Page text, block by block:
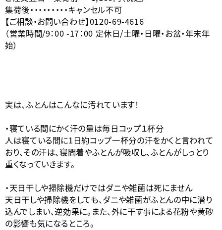
集荷後・・・・・・・・・キャンセル不可
【ご相談・お問い合わせ】0120-69-4616
（営業時間/9：00 -17：00 定休日/土曜・日曜・お盆・年末年
始）
実は、ふとんはこんなに汚れています！
・寝ている間にかく汗の量は毎日コップ１杯分
人は寝ている間に1日約コップ一杯分の汗をかくと言われて
おり、その汗は、寝間着やふとんが吸収し、ふとんがしっとり
重くなっていきます。
・天日干しや掃除機だけではダニや雑菌は死にません
天日干しや掃除機をしても、ダニや雑菌がふとんの中に潜り
込んでしまい、逆効果に。また、外に干す事による花粉や黄砂
の影響も気になるところ。